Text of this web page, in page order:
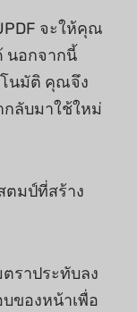
จะให้คุณ
นอกจากนี้
นมัติ คุณจึง
กลับมาใช้ใหม่
ตมป์ที่สร้าง
ราประทับลง
ของหน้าเพื่อ